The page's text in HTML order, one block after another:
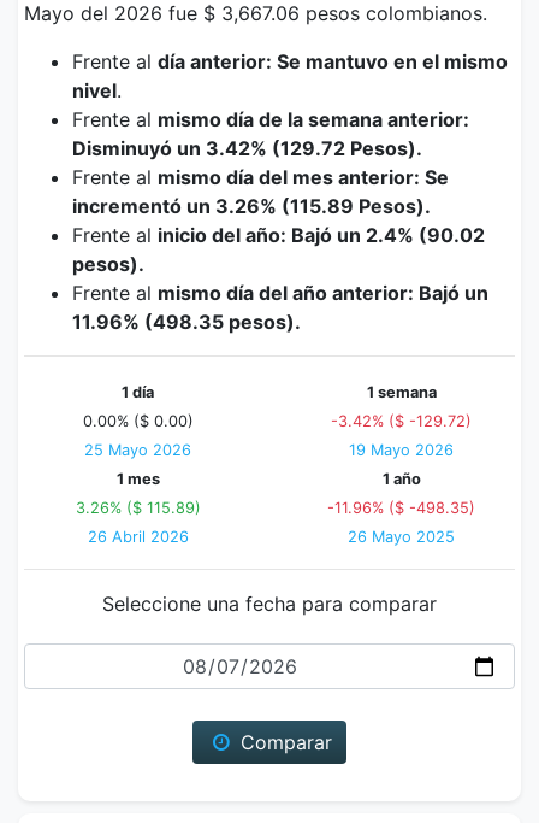
Mayo del 2026 fue $ 3,667.06 pesos colombianos.
Frente al día anterior: Se mantuvo en el mismo
nivel.
Frente al mismo día de la semana anterior:
Disminuyó un 3.42% (129.72 Pesos).
Frente al mismo día del mes anterior: Se
incrementó un 3.26% (115.89 Pesos).
Frente al inicio del año: Bajó un 2.4% (90.02
pesos).
Frente al mismo día del año anterior: Bajó un
11.96% (498.35 pesos).
1 día
0.00% ($ 0.00)
25 Mayo 2026
1 semana
-3.42% ($ -129.72)
19 Mayo 2026
1 mes
3.26% ($ 115.89)
26 Abril 2026
1 año
-11.96% ($ -498.35)
26 Mayo 2025
Seleccione una fecha para comparar
Fecha
Comparar